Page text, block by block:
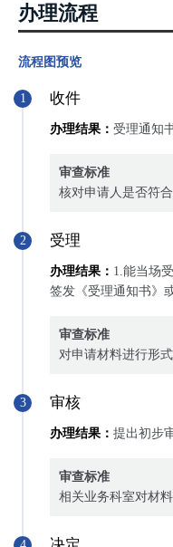
办理流程
流程图预览
1 收件
办理结果： 受理通知
审查标准
核对申请人是否符
2 受理
办理结果： 1.能当场
签发《受理通知书》
审查标准
对申请材料进行形式
3 审核
办理结果： 提出初步
审查标准
相关业务科室对材